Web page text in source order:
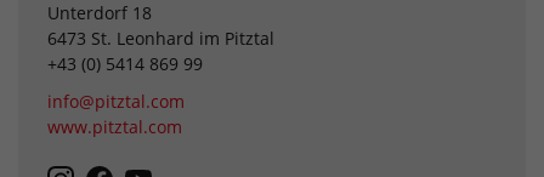
Unterdorf 18
6473 St. Leonhard im Pitztal
+43 (0) 5414 869 99
info@pitztal.com
www.pitztal.com